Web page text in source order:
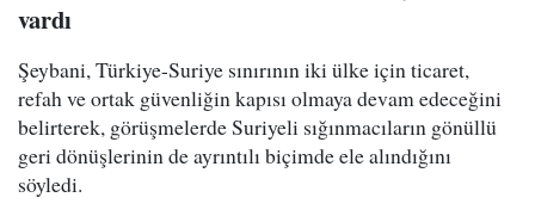
vardı
Şeybani, Türkiye-Suriye sınırının iki ülke için ticaret,
refah ve ortak güvenliğin kapısı olmaya devam edeceğini
belirterek, görüşmelerde Suriyeli sığınmacıların gönüllü
geri dönüşlerinin de ayrıntılı biçimde ele alındığını
söyledi.